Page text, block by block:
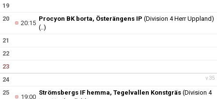
19
20
20:15
Procyon BK borta, Österängens IP (Division 4 Herr Uppland)
(..)
21
22
23
v.35
24
25
19:00
Strömsbergs IF hemma, Tegelvallen Konstgräs (Division 4